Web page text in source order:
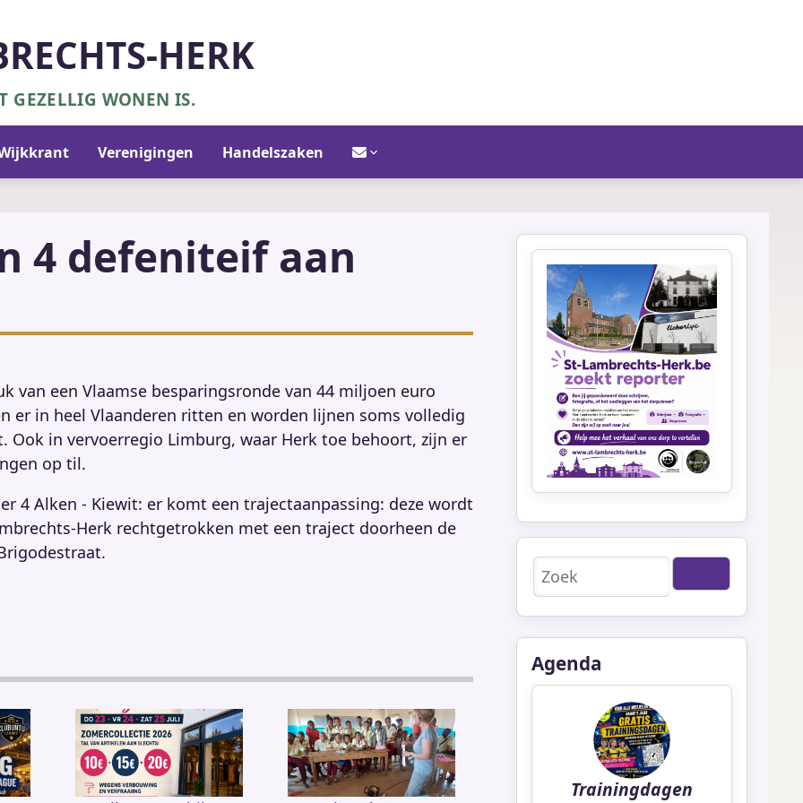
HERK
GEZELLIG WONEN IS.
Verenigingen HandelszakenContact/info/agenda
4 defeniteif aan
van een Vlaamse besparingsronde van 44 miljoen euro
er in heel Vlaanderen ritten en worden lijnen soms volledig
Ook in vervoerregio Limburg, waar Herk toe behoort, zijn er
op til.
4 Alken - Kiewit: er komt een trajectaanpassing: deze wordt
Herk rechtgetrokken met een traject doorheen de
Zoeken
Agenda
Trainingdagen